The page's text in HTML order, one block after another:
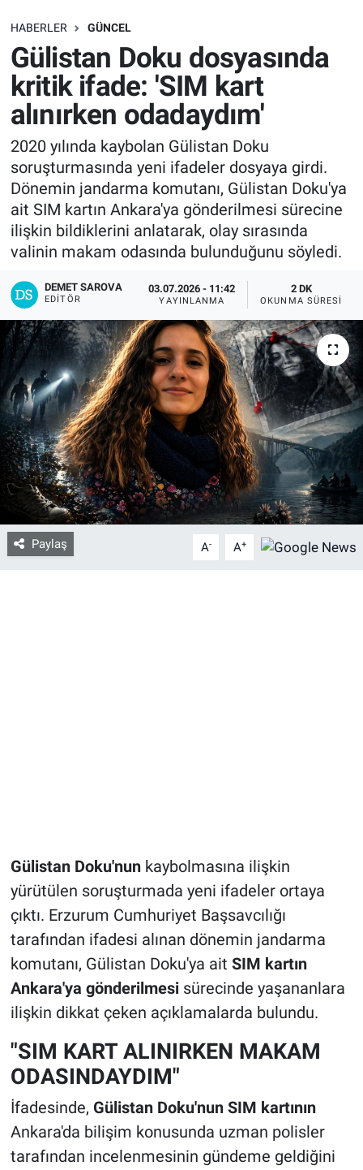
HABERLER GÜNCEL
Gülistan Doku dosyasında
kritik ifade: 'SIM kart
alınırken odadaydım'
2020 yılında kaybolan Gülistan Doku
soruşturmasında yeni ifadeler dosyaya girdi.
Dönemin jandarma komutanı, Gülistan Doku'ya
ait SIM kartın Ankara'ya gönderilmesi sürecine
ilişkin bildiklerini anlatarak, olay sırasında
valinin makam odasında bulunduğunu söyledi.
DEMET SAROVA
EDITÖR
03.07.2026 - 11:42
YAYINLANMA
2 DK
OKUNMA SÜRESI
Paylaş A- A+
Gülistan Doku'nunkaybolmasına ilişkin
yürütülen soruşturmada yeni ifadeler ortaya
çıktı. Erzurum Cumhuriyet Başsavcılığı
tarafından ifadesi alınan dönemin jandarma
komutanı, Gülistan Doku'ya ait SIM kartın
Ankara'ya gönderilmesisürecinde yaşananlara
ilişkin dikkat çeken açıklamalarda bulundu.
"SIM KART ALINIRKEN MAKAM
ODASINDAYDIM"
İfadesinde, Gülistan Doku'nun SIM kartının
Ankara'da bilişim konusunda uzman polisler
tarafından incelenmesinin gündeme geldiğini
SAĞLIK
EKONOMİ
EĞİTİM
ÖZEL HABER
Keşfet
ASTROLOJİ
RESMİ İLANLAR
İLAN
Bize ulaşın
İletişim/Künye
Yaşam
Gözden Kaçmasın